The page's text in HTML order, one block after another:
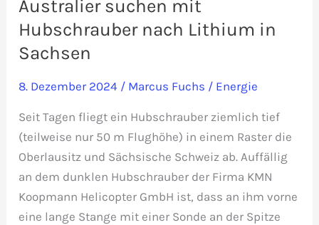
Australier suchen mit
Hubschrauber nach Lithium in
Sachsen
8. Dezember 2024 / Marcus Fuchs / Energie
Seit Tagen fliegt ein Hubschrauber ziemlich tief
(teilweise nur 50 m Flughöhe) in einem Raster die
Oberlausitz und Sächsische Schweiz ab. Auffällig
an dem dunklen Hubschrauber der Firma KMN
Koopmann Helicopter GmbH ist, dass an ihm vorne
eine lange Stange mit einer Sonde an der Spitze